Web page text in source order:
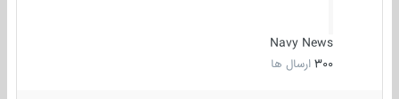
Navy News
300 ارسال ها